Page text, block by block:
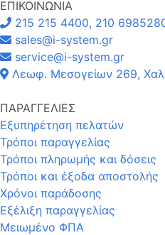
ΕΠΙΚΟΙΝΩΝΙΑ
215 215 4400, 210
sales@i-system.gr
service@i-system.gr
Λεωφ. Μεσογείων 269,
ΠΑΡΑΓΓΕΛΙΕΣ
Εξυπηρέτηση πελατών
Τρόποι παραγγελίας
Τρόποι πληρωμής και δόσεις
Τρόποι και έξοδα αποστολής
Χρόνοι παράδοσης
Εξέλιξη παραγγελίας
Μειωμένο ΦΠΑ